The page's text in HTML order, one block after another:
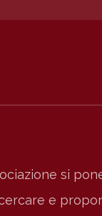
si
e